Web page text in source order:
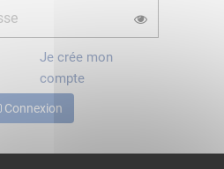
Je crée mon
compte
Connexion